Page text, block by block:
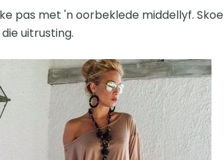
pas met 'n oorbeklede middellyf.
uitrusting.